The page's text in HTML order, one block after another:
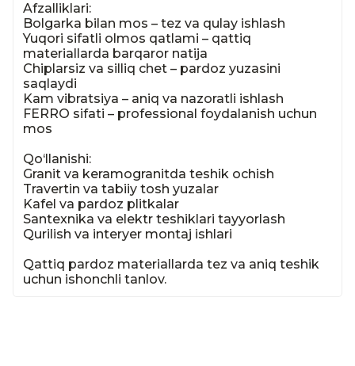
Afzalliklari:
Bolgarka bilan mos – tez va qulay ishlash
Yuqori sifatli olmos qatlami – qattiq
materiallarda barqaror natija
Chiplarsiz va silliq chet – pardoz yuzasini
saqlaydi
Kam vibratsiya – aniq va nazoratli ishlash
FERRO sifati – professional foydalanish uchun
mos
Qo‘llanishi:
Granit va keramogranitda teshik ochish
Travertin va tabiiy tosh yuzalar
Kafel va pardoz plitkalar
Santexnika va elektr teshiklari tayyorlash
Qurilish va interyer montaj ishlari
Qattiq pardoz materiallarda tez va aniq teshik
uchun ishonchli tanlov.